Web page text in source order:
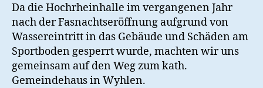
Da die Hochrheinhalle im vergangenen Jahr
nach der Fasnachtseröffnung aufgrund von
Wassereintritt in das Gebäude und Schäden am
Sportboden gesperrt wurde, machten wir uns
gemeinsam auf den Weg zum kath.
Gemeindehaus in Wyhlen.